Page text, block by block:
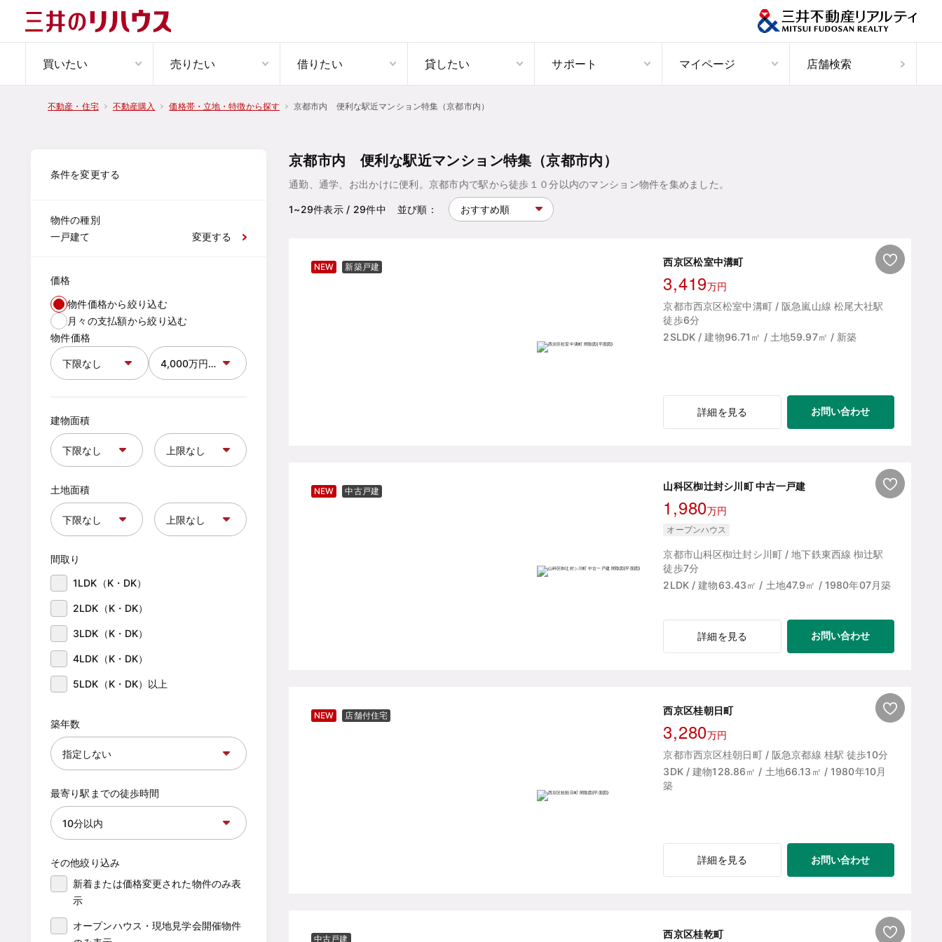
買いたい 売りたい 借りたい 貸したい サポート マイページ 店舗検索
不動産・住宅 不動産購入 価格帯・立地・特徴から探す 京都市内 便利な駅近マンション特集（京都市内）
条件を変更する
物件の種別
一戸建て
変更する
価格
物件価格から絞り込む
月々の支払額から絞り込む
物件価格
建物面積
土地面積
間取り
1LDK（K・DK）
2LDK（K・DK）
3LDK（K・DK）
4LDK（K・DK）
5LDK（K・DK）以上
築年数
最寄り駅までの徒歩時間
その他絞り込み
新着または価格変更された物件のみ表
示
オープンハウス・現地見学会開催物件
京都市内 便利な駅近マンション特集（京都市内）
通勤、通学、お出かけに便利。京都市内で駅から徒歩１０分以内のマンション物件を集めました。
1~29件表示/ 29件中 並び順：
NEW 新築戸建 西京区松室中溝町
3,419万円
京都市西京区松室中溝町 / 阪急嵐山線 松尾大社駅
徒歩6分
2SLDK / 建物96.71㎡ / 土地59.97㎡ / 新築
詳細を見る お問い合わせ
NEW 中古戸建 山科区椥辻封シ川町 中古一戸建
1,980万円
オープンハウス
京都市山科区椥辻封シ川町 / 地下鉄東西線 椥辻駅
徒歩7分
2LDK / 建物63.43㎡ / 土地47.9㎡ / 1980年07月築
詳細を見る お問い合わせ
NEW 店舗付住宅 西京区桂朝日町
3,280万円
京都市西京区桂朝日町 / 阪急京都線 桂駅 徒歩10分
3DK / 建物128.86㎡ / 土地66.13㎡ / 1980年10月
築
詳細を見る お問い合わせ
中古戸建 西京区桂乾町